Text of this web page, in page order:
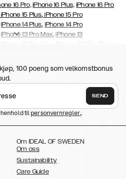
16 Pro, iPhone 16 Plus, iPhone 16 Pro
iPhone 15 Plus, iPhone 15 Pro
iPhone 14 Plus, iPhone 14 Pro
iPhone 13 Pro Max,iPhone 13
iPhone 12 Pro Max iPhone 12 Mini
iPhone
iPhone 7,
6/6s Plus ,iPhone 5/5s/SE ,
Ultra,Samsung Galaxy S25,Galaxy
S24,
Galaxy S24
Galaxy S22,
Ultra,Galaxy A52/ A52s 5G
S8+
100 poeng som velkomstbonus
SEND
tilpersonvernregler..
Om IDEAL OF SWEDEN
Om oss
Sustainability
Care Guide